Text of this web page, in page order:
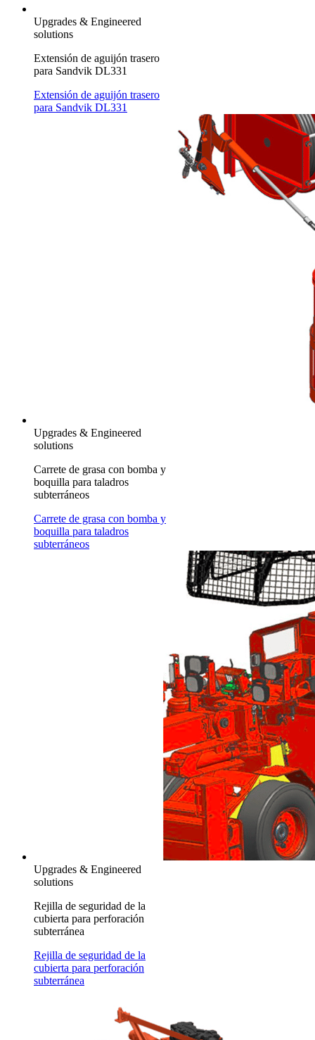
Upgrades & Engineered
solutions
Extensión de aguijón trasero
para Sandvik DL331
Extensión de aguijón trasero
para Sandvik DL331
Upgrades & Engineered
solutions
Carrete de grasa con bomba y
boquilla para taladros
subterráneos
Carrete de grasa con bomba y
boquilla para taladros
subterráneos
Upgrades & Engineered
solutions
Rejilla de seguridad de la
cubierta para perforación
subterránea
Rejilla de seguridad de la
cubierta para perforación
subterránea